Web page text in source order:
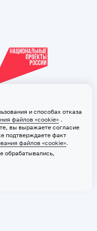
и способах отказа
файлов «cookie» .
вы выражаете согласие
подтверждаете факт
файлов «cookie».
обрабатывались,